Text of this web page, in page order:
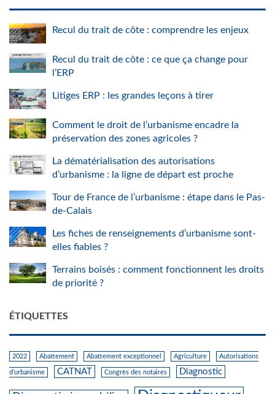
Recul du trait de côte : comprendre les enjeux
Recul du trait de côte : ce que ça change pour
l’ERP
Litiges ERP : les grandes leçons à tirer
Comment le droit de l’urbanisme encadre la
préservation des zones agricoles ?
La dématérialisation des autorisations
d’urbanisme : la ligne de départ est proche
Tour de France de l’urbanisme : étape dans le Pas-
de-Calais
Les fiches de renseignements d’urbanisme sont-
elles fiables ?
Terrains boisés : comment fonctionnent les droits
de priorité ?
ÉTIQUETTES
2022 Abattement Abattement exceptionnel Agriculture Autorisations
d'urbanisme CATNAT Congrès des notaires Diagnostic